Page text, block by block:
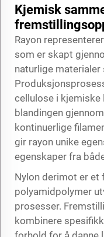
Kjemisk
Rayon
som er skapt
naturlige
cellulose i kjemiske
blandingen
kontinuerlige
gir rayon unike
egenskaper fra
Nylon derimot er
polyamidpolymer
prosesser.
kombinere